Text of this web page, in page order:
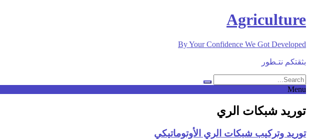
to
Agriculture
By Your Confidence We Got Developed
بثقتكم نتـطور
Menu
توريد شبكات الري
توريد وتركيب شبكات الري الأوتوماتيكي